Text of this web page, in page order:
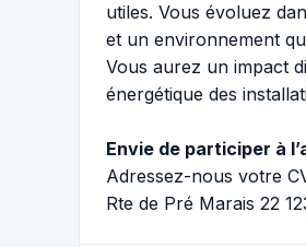
utiles. Vous évoluez
et un environnement
Vous aurez un impact
énergétique des
Envie de participer à
Adressez-nous votre
Rte de Pré Marais 22